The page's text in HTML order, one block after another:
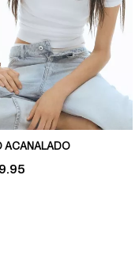
ACANALADO